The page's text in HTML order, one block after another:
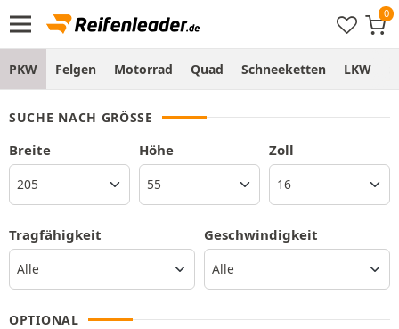
PKW Felgen Motorrad Quad Schneeketten LKW
SUCHE NACH GRÖSSE
Breite Höhe Zoll
Tragfähigkeit Geschwindigkeit
OPTIONAL